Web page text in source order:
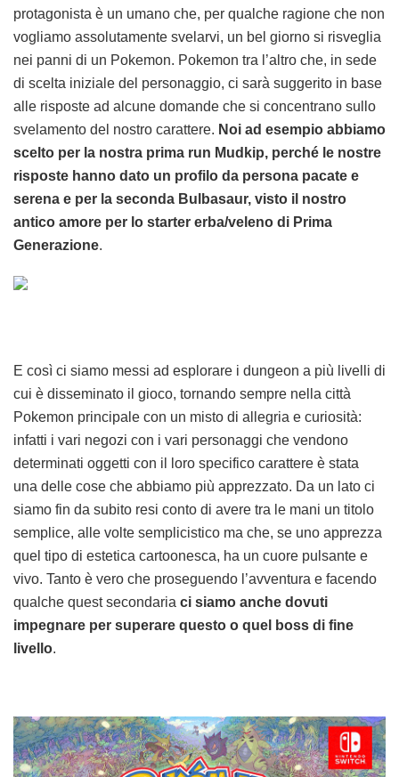
protagonista è un umano che, per qualche ragione che non
vogliamo assolutamente svelarvi, un bel giorno si risveglia
nei panni di un Pokemon. Pokemon tra l’altro che, in sede
di scelta iniziale del personaggio, ci sarà suggerito in base
alle risposte ad alcune domande che si concentrano sullo
svelamento del nostro carattere. Noi ad esempio abbiamo
scelto per la nostra prima run Mudkip, perché le nostre
risposte hanno dato un profilo da persona pacate e
serena e per la seconda Bulbasaur, visto il nostro
antico amore per lo starter erba/veleno di Prima
Generazione.
E così ci siamo messi ad esplorare i dungeon a più livelli di
cui è disseminato il gioco, tornando sempre nella città
Pokemon principale con un misto di allegria e curiosità:
infatti i vari negozi con i vari personaggi che vendono
determinati oggetti con il loro specifico carattere è stata
una delle cose che abbiamo più apprezzato. Da un lato ci
siamo fin da subito resi conto di avere tra le mani un titolo
semplice, alle volte semplicistico ma che, se uno apprezza
quel tipo di estetica cartoonesca, ha un cuore pulsante e
vivo. Tanto è vero che proseguendo l’avventura e facendo
qualche quest secondaria ci siamo anche dovuti
impegnare per superare questo o quel boss di fine
livello.